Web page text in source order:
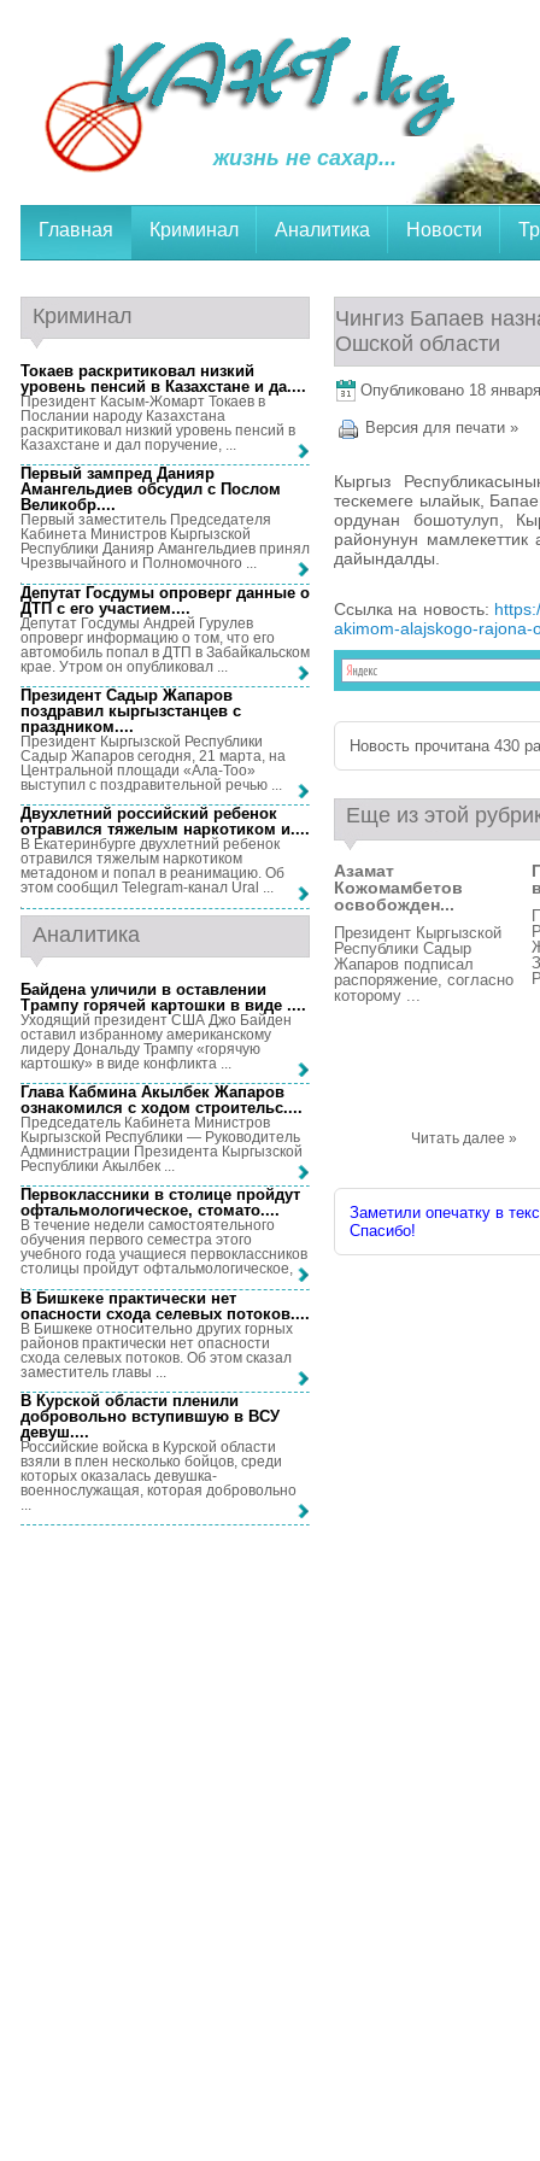
жизнь не сахар...
Главная Криминал Аналитика Новости
Чингиз Бапаев
Ошской области
Опубликовано 18
Версия для печати »
Кыргыз
тескемеге ылайык,
ордунан бошотулуп,
районунун
дайындалды.
Ссылка на новость:
akimom-alajskogo-rajona-
Новость прочитана 430
Еще из этой
Азамат
Кожомамбетов
освобожден...
Президент Кыргызской
Республики Садыр
Жапаров подписал
распоряжение, согласно
которому ...
Читать далее »
Заметили опечатку в
Спасибо!
Криминал
Токаев раскритиковал низкий
уровень пенсий в Казахстане и да....
Президент Касым-Жомарт Токаев в
Послании народу Казахстана
раскритиковал низкий уровень пенсий в
Казахстане и дал поручение, ...
Первый зампред Данияр
Амангельдиев обсудил с Послом
Великобр....
Первый заместитель Председателя
Кабинета Министров Кыргызской
Республики Данияр Амангельдиев принял
Чрезвычайного и Полномочного ...
Депутат Госдумы опроверг данные о
ДТП с его участием....
Депутат Госдумы Андрей Гурулев
опроверг информацию о том, что его
автомобиль попал в ДТП в Забайкальском
крае. Утром он опубликовал ...
Президент Садыр Жапаров
поздравил кыргызстанцев с
праздником....
Президент Кыргызской Республики
Садыр Жапаров сегодня, 21 марта, на
Центральной площади «Ала-Тоо»
выступил с поздравительной речью ...
Двухлетний российский ребенок
отравился тяжелым наркотиком и....
В Екатеринбурге двухлетний ребенок
отравился тяжелым наркотиком
метадоном и попал в реанимацию. Об
этом сообщил Telegram-канал Ural ...
Аналитика
Байдена уличили в оставлении
Трампу горячей картошки в виде ....
Уходящий президент США Джо Байден
оставил избранному американскому
лидеру Дональду Трампу «горячую
картошку» в виде конфликта ...
Глава Кабмина Акылбек Жапаров
ознакомился с ходом строительс....
Председатель Кабинета Министров
Кыргызской Республики — Руководитель
Администрации Президента Кыргызской
Республики Акылбек ...
Первоклассники в столице пройдут
офтальмологическое, стомато....
В течение недели самостоятельного
обучения первого семестра этого
учебного года учащиеся первоклассников
столицы пройдут офтальмологическое, ...
В Бишкеке практически нет
опасности схода селевых потоков....
В Бишкеке относительно других горных
районов практически нет опасности
схода селевых потоков. Об этом сказал
заместитель главы ...
В Курской области пленили
добровольно вступившую в ВСУ
девуш....
Российские войска в Курской области
взяли в плен несколько бойцов, среди
которых оказалась девушка-
военнослужащая, которая добровольно
...